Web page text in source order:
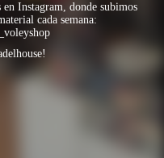
Instagram, donde subimos
cada semana: